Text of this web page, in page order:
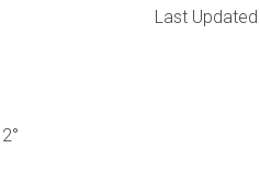
Last Updated